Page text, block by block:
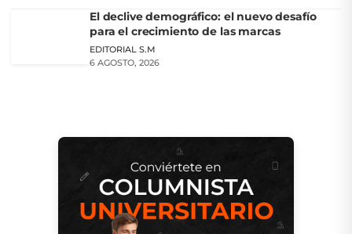
El declive demográfico: el nuevo desafío
para el crecimiento de las marcas
EDITORIAL S.M
6 AGOSTO, 2026